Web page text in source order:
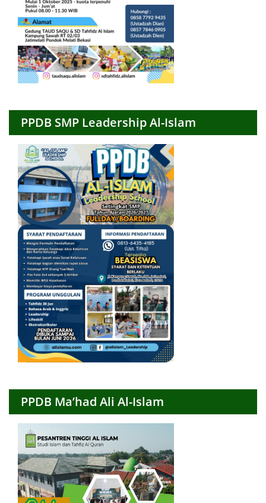
PPDB SMP Leadership Al-Islam
PPDB Ma’had Ali Al-Islam